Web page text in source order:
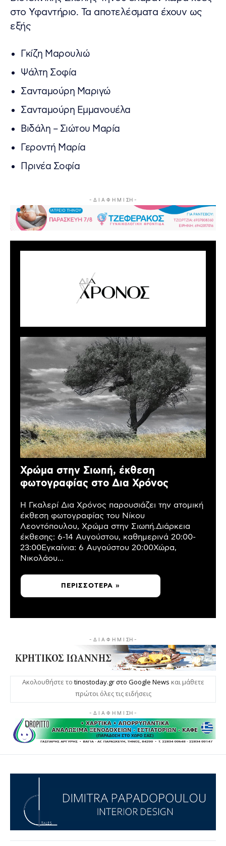
στο Υφαντήριο. Τα αποτελέσματα έχουν ως
εξής
Γκίζη Μαρουλιώ
Ψάλτη Σοφία
Σανταμούρη Μαριγώ
Σανταμούρη Εμμανουέλα
Βιδάλη – Σιώτου Μαρία
Γεροντή Μαρία
Πρινέα Σοφία
- Δ Ι Α Φ Η Μ Ι ΣΗ -
Χρώμα στην Σιωπή, έκθεση
φωτογραφίας στο Δια Χρόνος
Η Γκαλερί Δια Χρόνος παρουσιάζει την ατομική
έκθεση φωτογραφίας του Νίκου
Λεοντόπουλου, Χρώμα στην Σιωπή.Διάρκεια
έκθεσης: 6-14 Αυγούστου, καθημερινά 20:00-
23:00Εγκαίνια: 6 Αυγούστου 20:00Χώρα,
Νικολάου...
ΠΕΡΙΣΣΌΤΕΡΑ »
- Δ Ι Α Φ Η Μ Ι ΣΗ -
Ακολουθήστε το tinostoday.gr στο Google News και μάθετε
πρώτοι όλες τις ειδήσεις
- Δ Ι Α Φ Η Μ Ι ΣΗ -